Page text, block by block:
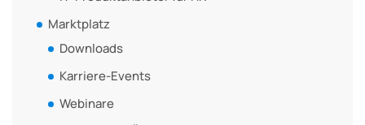
Marktplatz
Downloads
Karriere-Events
Webinare